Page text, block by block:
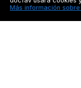
Más información